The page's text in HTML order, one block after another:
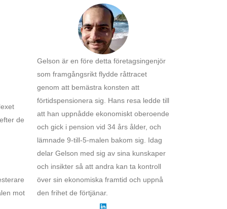
de
mot
Gelson är en före detta företagsingenjör
som framgångsrikt flydde råttracet
genom att bemästra konsten att
förtidspensionera sig. Hans resa ledde till
att han uppnådde ekonomiskt oberoende
och gick i pension vid 34 års ålder, och
lämnade 9-till-5-malen bakom sig. Idag
delar Gelson med sig av sina kunskaper
och insikter så att andra kan ta kontroll
över sin ekonomiska framtid och uppnå
den frihet de förtjänar.